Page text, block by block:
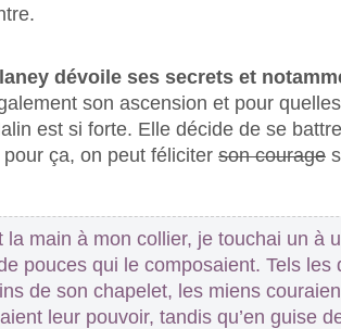
dévoile ses secrets et
son ascension et pour
est si forte. Elle décide de se
ça, on peut féliciter son courage
la main à mon collier, je touchai un à
pouces qui le composaient. Tels les
de son chapelet, les miens
leur pouvoir, tandis qu’en guise